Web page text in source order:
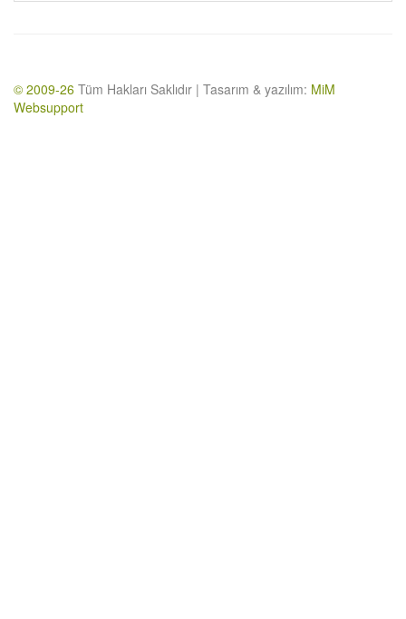
© 2009-26 Tüm Hakları Saklıdır | Tasarım & yazılım: MiM
Websupport